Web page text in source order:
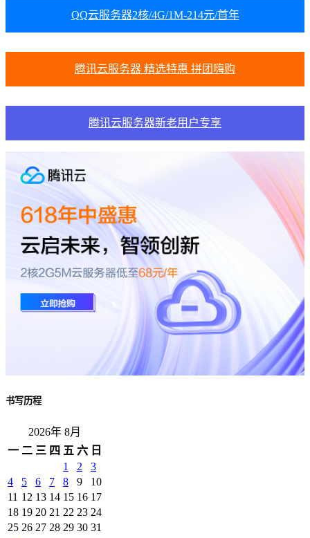
QQ云服务器2核/4G/1M-214元/首年
腾讯云服务器 精选特惠 拼团嗨购
腾讯云服务器新老用户专享
书写历程
2026年 8月
一 二 三 四 五 六 日
1
2
3
4
5 6 7 8 9
10
11 12 13 14 15 16 17
18 19 20 21 22 23 24
25 26 27 28 29 30 31